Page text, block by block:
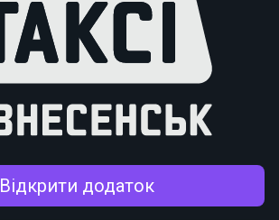
Відкрити додаток